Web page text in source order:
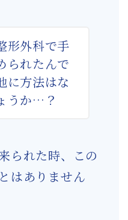
形外科で手
られたんで
に方法はな
うか…？
られた時、この
はありません